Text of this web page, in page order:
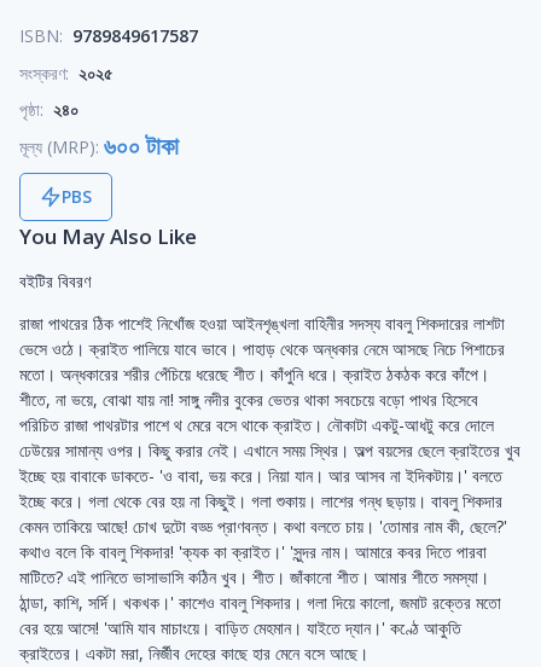
ISBN: 9789849617587
সংস্করণ: ২০২৫
পৃষ্ঠা: ২৪০
মূল্য (MRP): ৬০০ টাকা
PBS
You May Also Like
বইটির বিবরণ
রাজা পাথরের ঠিক পাশেই নিখোঁজ হওয়া আইনশৃঙ্খলা বাহিনীর সদস্য বাবলু শিকদারের লাশটা
ভেসে ওঠে। ক্রাইত পালিয়ে যাবে ভাবে। পাহাড় থেকে অন্ধকার নেমে আসছে নিচে পিশাচের
মতো। অন্ধকারের শরীর পেঁচিয়ে ধরেছে শীত। কাঁপুনি ধরে। ক্রাইত ঠকঠক করে কাঁপে।
শীতে, না ভয়ে, বোঝা যায় না! সাঙ্গু নদীর বুকের ভেতর থাকা সবচেয়ে বড়ো পাথর হিসেবে
পরিচিত রাজা পাথরটার পাশে থ মেরে বসে থাকে ক্রাইত। নৌকাটা একটু-আধটু করে দোলে
ঢেউয়ের সামান্য ওপর। কিছু করার নেই। এখানে সময় স্থির। অল্প বয়সের ছেলে ক্রাইতের খুব
ইচ্ছে হয় বাবাকে ডাকতে- 'ও বাবা, ভয় করে। নিয়া যান। আর আসব না ইদিকটায়।' বলতে
ইচ্ছে করে। গলা থেকে বের হয় না কিছুই। গলা শুকায়। লাশের গন্ধ ছড়ায়। বাবলু শিকদার
কেমন তাকিয়ে আছে! চোখ দুটো বড্ড প্রাণবন্ত। কথা বলতে চায়। 'তোমার নাম কী, ছেলে?'
কথাও বলে কি বাবলু শিকদার! 'ক্যক কা ক্রাইত।' 'সুন্দর নাম। আমারে কবর দিতে পারবা
মাটিতে? এই পানিতে ভাসাভাসি কঠিন খুব। শীত। জাঁকানো শীত। আমার শীতে সমস্যা।
ঠান্ডা, কাশি, সর্দি। খকখক।' কাশেও বাবলু শিকদার। গলা দিয়ে কালো, জমাট রক্তের মতো
বের হয়ে আসে! 'আমি যাব মাচাংয়ে। বাড়িত মেহমান। যাইতে দ্যান।' কণ্ঠে আকুতি
ক্রাইতের। একটা মরা, নির্জীব দেহের কাছে হার মেনে বসে আছে।